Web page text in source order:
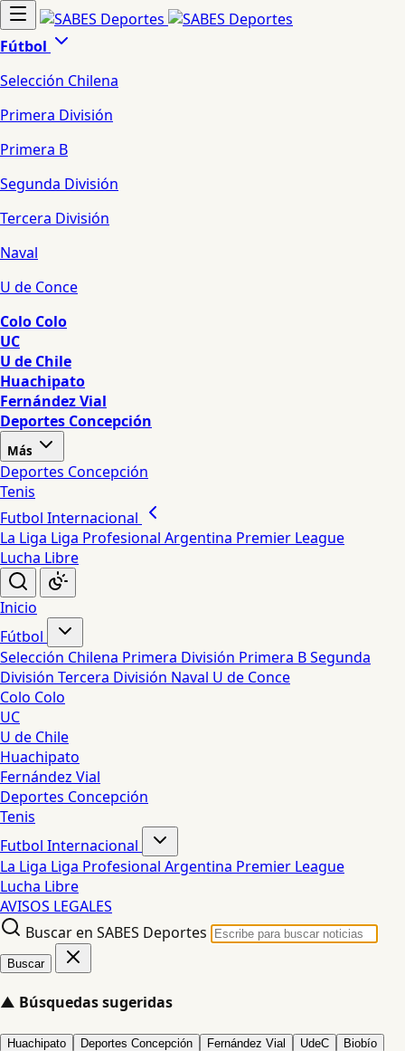
Fútbol
Selección Chilena
Primera División
Primera B
Segunda División
Tercera División
Naval
U de Conce
Colo Colo
UC
U de Chile
Huachipato
Fernández Vial
Deportes Concepción
Más
Deportes Concepción
Tenis
Futbol Internacional
La Liga Liga Profesional Argentina Premier League
Lucha Libre
Inicio
Fútbol
Selección Chilena Primera División Primera BSegunda
División Tercera División Naval U de Conce
Colo Colo
UC
U de Chile
Huachipato
Fernández Vial
Deportes Concepción
Tenis
Futbol Internacional
La Liga Liga Profesional Argentina Premier League
Lucha Libre
AVISOS LEGALES
Buscar en SABES Deportes
Buscar
▲ Búsquedas sugeridas
Huachipato Deportes Concepción Fernández Vial UdeC Biobío